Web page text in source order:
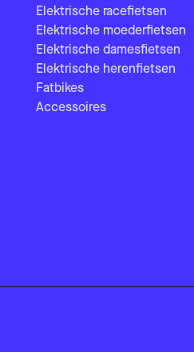
Elektrische racefietsen
Elektrische moederfietsen
Elektrische damesfietsen
Elektrische herenfietsen
Fatbikes
Accessoires